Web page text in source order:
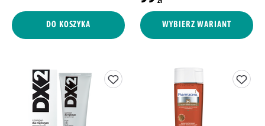
DO KOSZYKA WYBIERZ WARIANT